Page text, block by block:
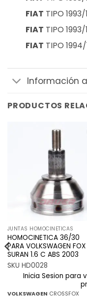
FIAT TIPO 1993/
FIAT TIPO 1993/
FIAT TIPO 1994/
Información
PRODUCTOS
JUNTAS HOMOCINETICAS
HOMOCINETICA 36/30
PARA VOLKSWAGEN FOX
SURAN 1.6 C ABS 2003
SKU HD0028
Inicia Sesion para
VOLKSWAGEN CROSSFOX